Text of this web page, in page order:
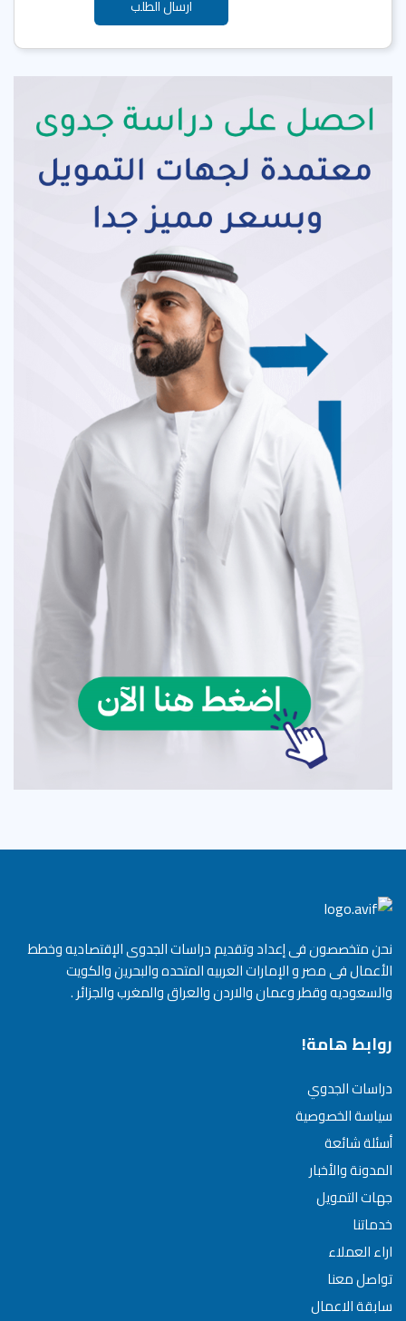
نحن متخصصون فى إعداد وتقديم دراسات الجدوى الإقتصاديه وخطط
الأعمال فى مصر و الإمارات العربيه المتحده والبحرين والكويت
والسعوديه وقطر وعمان والاردن والعراق والمغرب والجزائر .
روابط هامة!
دراسات الجدوي
سياسة الخصوصية
أسئلة شائعة
المدونة والأخبار
جهات التمويل
خدماتنا
اراء العملاء
تواصل معنا
سابقة الاعمال